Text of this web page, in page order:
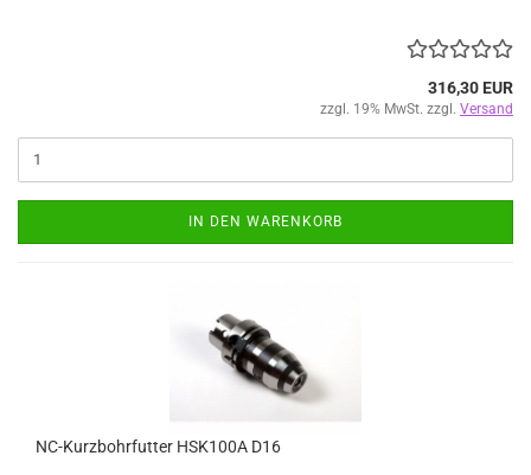
316,30 EUR
zzgl. 19% MwSt. zzgl. Versand
IN DEN WARENKORB
NC-Kurzbohrfutter HSK100A D16